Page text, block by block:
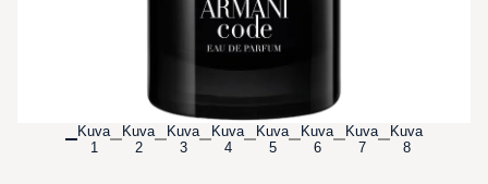
Kuva
1
Kuva
2
Kuva
3
Kuva
4
Kuva
5
Kuva
6
Kuva
7
Kuva
8